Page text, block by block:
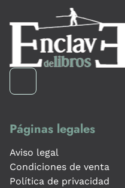
Páginas legales
Aviso legal
Condiciones de venta
Política de privacidad